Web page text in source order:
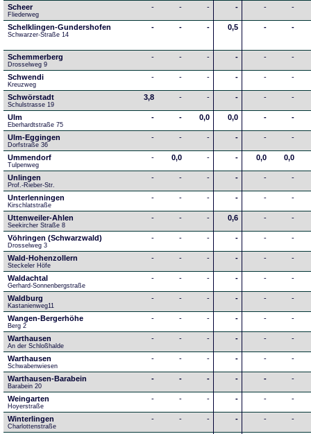
Scheer
Fliederweg
- - - - - -
Schelklingen-Gundershofen
Schwarzer-Straße 14
- - - 0,5 - -
Schemmerberg
Drosselweg 9
- - - - - -
Schwendi
Kreuzweg
- - - - - -
Schwörstadt
Schulstrasse 19
3,8 - - - - -
Ulm
Eberhardtstraße 75
- - 0,0 0,0 - -
Ulm-Eggingen
Dorfstraße 36
- - - - - -
Ummendorf
Tulpenweg
- 0,0 - - 0,0 0,0
Unlingen
Prof.-Rieber-Str.
- - - - - -
Unterlenningen
Kirschlatstraße
- - - - - -
Uttenweiler-Ahlen
Seekircher Straße 8
- - - 0,6 - -
Vöhringen (Schwarzwald)
Drosselweg 3
- - - - - -
Wald-Hohenzollern
Steckeler Höfe
- - - - - -
Waldachtal
Gerhard-Sonnenbergstraße
- - - - - -
Waldburg
Kastanienweg11
- - - - - -
Wangen-Bergerhöhe
Berg 2
- - - - - -
Warthausen
An der Schloßhalde
- - - - - -
Warthausen
Schwabenwiesen
- - - - - -
Warthausen-Barabein
Barabein 20
- - - - - -
Weingarten
Hoyerstraße
- - - - - -
Winterlingen
Charlottenstraße
- - - - - -